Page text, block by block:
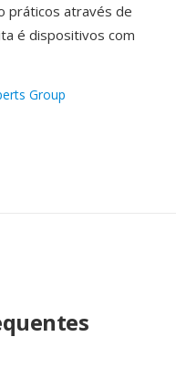
práticos através de
é dispositivos com
Group